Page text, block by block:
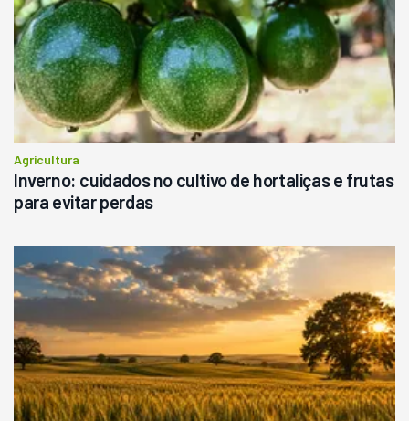
Agricultura
Inverno: cuidados no cultivo de hortaliças e frutas
para evitar perdas